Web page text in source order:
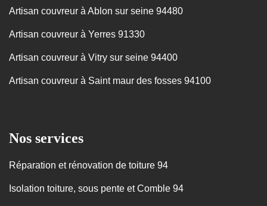
Artisan couvreur à Ablon sur seine 94480
Artisan couvreur à Yerres 91330
Artisan couvreur à Vitry sur seine 94400
Artisan couvreur à Saint maur des fosses 94100
Nos services
Réparation et rénovation de toiture 94
Isolation toiture, sous pente et Comble 94